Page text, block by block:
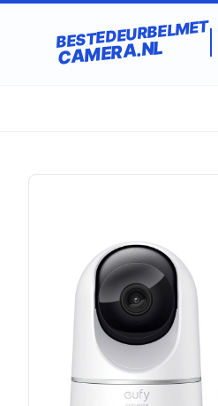
BESTEDEURBELMET
CAMERA.NL